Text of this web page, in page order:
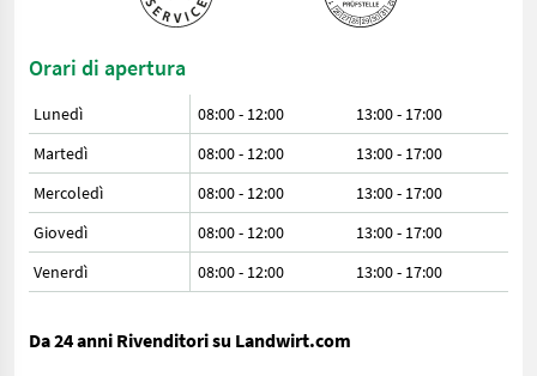
Orari di apertura
Lunedì 08:00 - 12:00
13:00 - 17:00
Martedì
08:00 - 12:00
13:00 - 17:00
Mercoledì
08:00 - 12:00
13:00 - 17:00
Giovedì
08:00 - 12:00
13:00 - 17:00
Venerdì
08:00 - 12:00 13:00 - 17:00
Da 24 anni Rivenditori su Landwirt.com